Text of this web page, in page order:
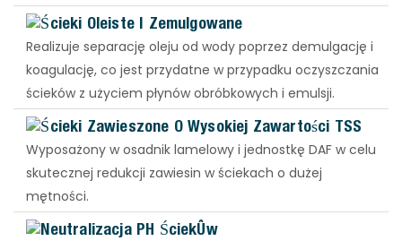
Ścieki Oleiste I Zemulgowane
Realizuje separację oleju od wody poprzez demulgację i
koagulację, co jest przydatne w przypadku oczyszczania
ścieków z użyciem płynów obróbkowych i emulsji.
Ścieki Zawieszone O Wysokiej Zawartości TSS
Wyposażony w osadnik lamelowy i jednostkę DAF w celu
skutecznej redukcji zawiesin w ściekach o dużej
mętności.
Neutralizacja PH Ścieków